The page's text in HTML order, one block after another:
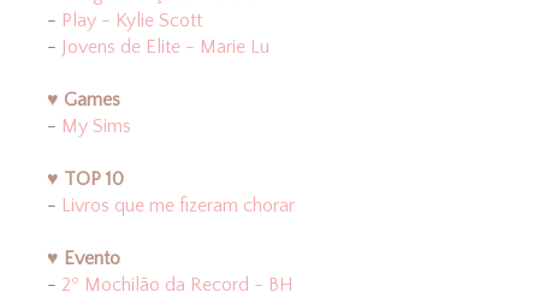
- Play - Kylie Scott
- Jovens de Elite - Marie Lu
♥ Games
- My Sims
♥ TOP 10
- Livros que me fizeram chorar
♥ Evento
- 2º Mochilão da Record - BH